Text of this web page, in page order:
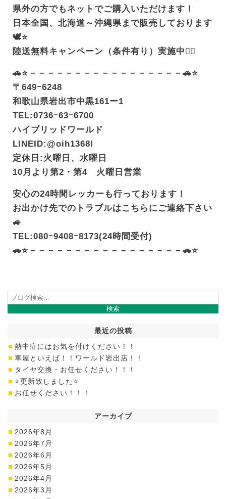
県外の方でもネットでご購入いただけます！
日本全国、北海道～沖縄県まで販売しております
🕊️⭐
陸送無料キャンペーン（条件有り）実施中❤️‍🔥
🚗⭐－－－－－－－－－－－－－－－－－🚗⭐
〒649ｰ6248
和歌山県岩出市中黒161ー1
TEL:0736ｰ63ｰ6700
ハイブリッドワールド
LINEID:@oih1368l
定休日:火曜日、水曜日
10月より第2・第4 火曜日営業
安心の24時間レッカーも行っております！
お出かけ先でのトラブルはこちらにご連絡下さい
🚙
TEL:080ｰ9408ｰ8173(24時間受付)
🚗⭐－－－－－－－－－－－－－－－－－🚗⭐
最近の投稿
熱中症にはお気を付けください！！
車屋といえば！！ワールド岩出店！！
タイヤ交換・お任せください！！！
⭐更新致しました⭐
お任せください！！！
アーカイブ
2026年8月
2026年7月
2026年6月
2026年5月
2026年4月
2026年3月